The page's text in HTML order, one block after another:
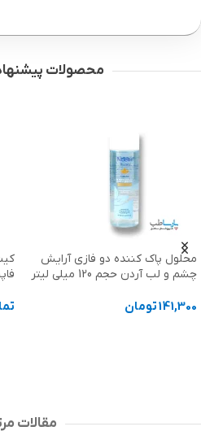
محصولات
محلول پاک کننده دو فازی آرایش
چشم و لب آردن حجم 120 میلی لیتر
141,300تومان
مقالات